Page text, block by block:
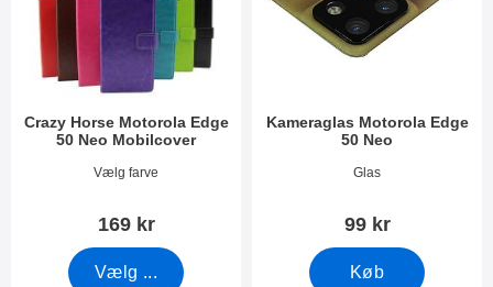
Crazy Horse Motorola Edge
50 Neo Mobilcover
Varenr 51602Vælg farve
169 kr
Vælg ...
Kameraglas Motorola Edge
50 Neo
Varenr 51599Glas
99 kr
Køb